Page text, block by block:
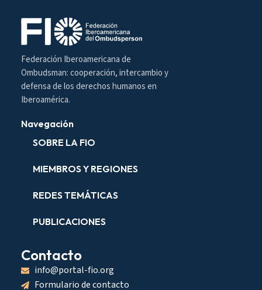
Federación Iberoamericana de
Ombudsman: cooperación, intercambio y
defensa de los derechos humanos en
Iberoamérica.
Navegación
SOBRE LA FIO
MIEMBROS Y REGIONES
REDES TEMÁTICAS
PUBLICACIONES
Contacto
info@portal-fio.org
Formulario de contacto